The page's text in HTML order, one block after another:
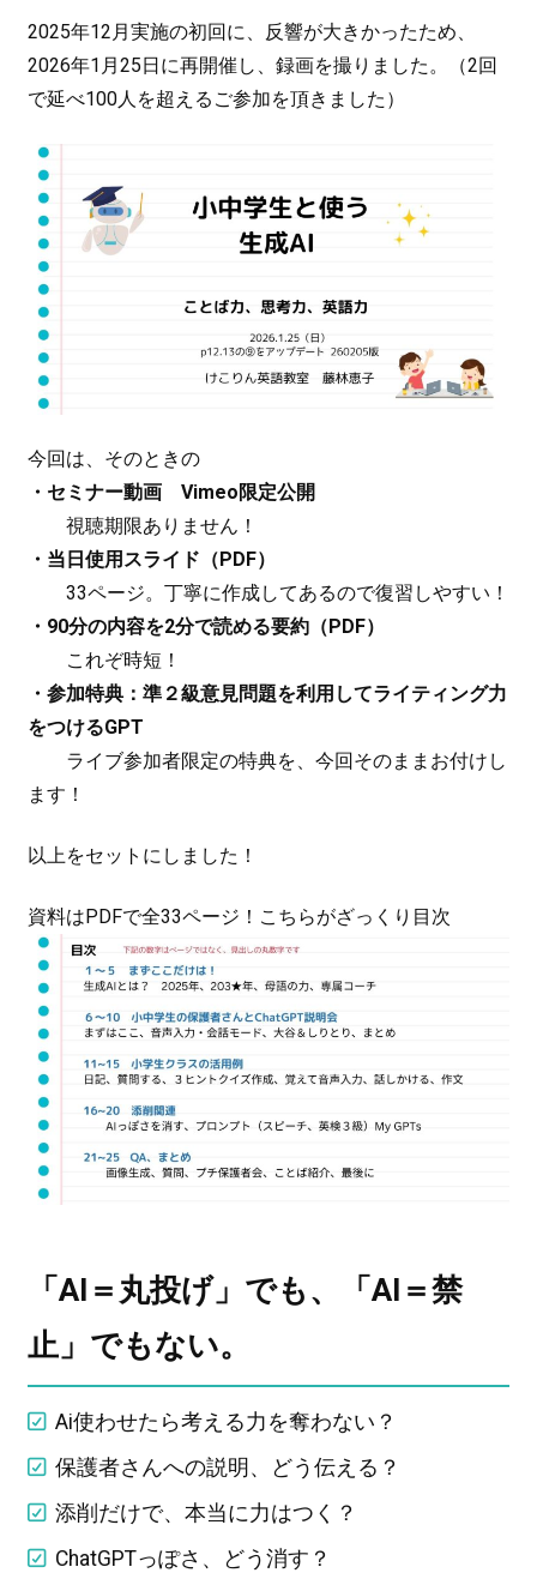
2025年12月実施の初回に、反響が大きかったため、
2026年1月25日に再開催し、録画を撮りました。（2回
で延べ100人を超えるご参加を頂きました）
今回は、そのときの
・セミナー動画 Vimeo限定公開
視聴期限ありません！
・当日使用スライド（PDF）
33ページ。丁寧に作成してあるので復習しやすい！
・90分の内容を2分で読める要約（PDF）
これぞ時短！
・参加特典：準２級意見問題を利用してライティング力
をつけるGPT
ライブ参加者限定の特典を、今回そのままお付けし
ます！
以上をセットにしました！
資料はPDFで全33ページ！こちらがざっくり目次
「AI＝丸投げ」でも、「AI＝禁
止」でもない。
Ai使わせたら考える力を奪わない？
保護者さんへの説明、どう伝える？
添削だけで、本当に力はつく？
ChatGPTっぽさ、どう消す？